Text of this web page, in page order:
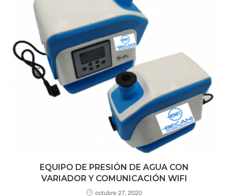
EQUIPO DE PRESIÓN DE AGUA CON
VARIADOR Y COMUNICACIÓN WIFI
octubre 27, 2020